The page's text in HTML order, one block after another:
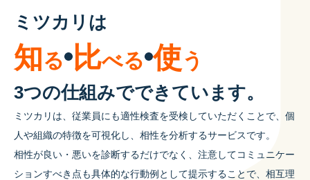
ミツカリは
知る 比べる 使う
3つの仕組みでできています。
ミツカリは、従業員にも適性検査を受検していただくことで、個
人や組織の特徴を可視化し、相性を分析するサービスです。
相性が良い・悪いを診断するだけでなく、注意してコミュニケー
ションすべき点も具体的な行動例として提示することで、相互理